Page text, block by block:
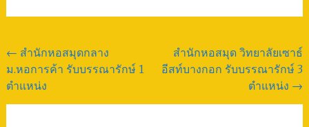
Post
navigation
← สำนักหอสมุดกลาง
ม.หอการค้า รับบรรณารักษ์ 1
ตำแหน่ง
สำนักหอสมุด วิทยาลัยเซาธ์
อีสท์บางกอก รับบรรณารักษ์ 3
ตำแหน่ง →